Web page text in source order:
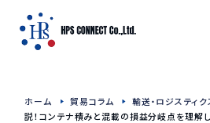
ホーム
ホーム 貿易コラム 輸送・ロジスティク
説！コンテナ積みと混載の損益分岐点を理解